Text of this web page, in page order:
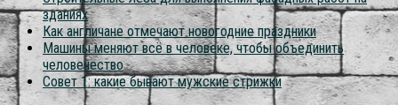
зданиях
Как англичане отмечают новогодние праздники
Машины меняют всё в человеке, чтобы объединить
человечество
Совет 1: какие бывают мужские стрижки